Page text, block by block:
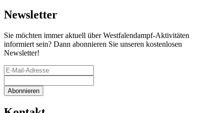
Newsletter
Sie möchten immer aktuell über Westfalendampf-Aktivitäten
informiert sein? Dann abonnieren Sie unseren kostenlosen
Newsletter!